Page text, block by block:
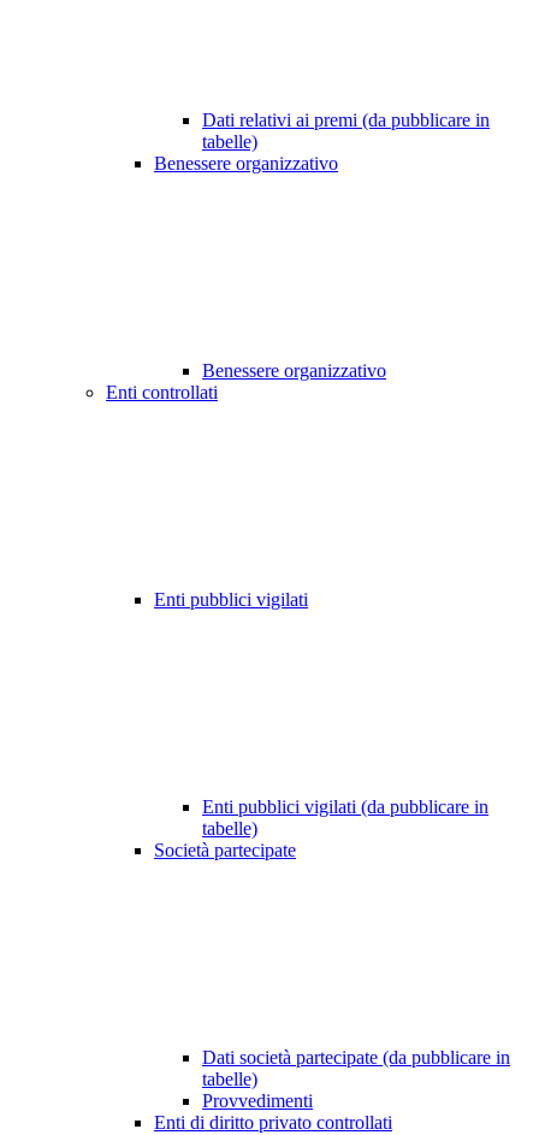
Dati relativi ai premi (da pubblicare in
tabelle)
Benessere organizzativo
Benessere organizzativo
Enti controllati
Enti pubblici vigilati
Enti pubblici vigilati (da pubblicare in
tabelle)
Società partecipate
Dati società partecipate (da pubblicare in
tabelle)
Provvedimenti
Enti di diritto privato controllati